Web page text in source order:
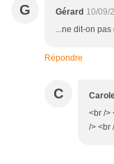
G Gérard 10/09/
...ne dit-on
Répondre
C
<br />
/> <br